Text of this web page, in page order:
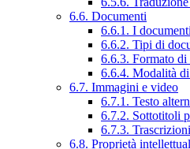
6.6. Documenti
6.6.1. I
6.6.2. Tipi di
6.6.3. Formato
6.6.4. Modalità
6.7. Immagini e video
6.7.1. Testo
6.7.2. Sottotitoli
6.7.3.
6.8. Proprietà